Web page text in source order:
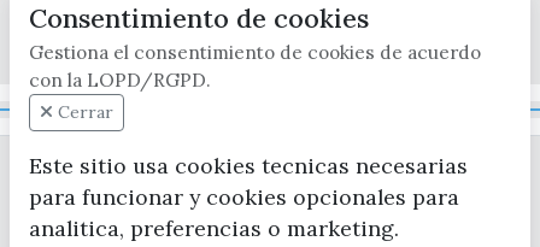
x / twitter facebook youtube instagram
Consentimiento de cookies
Gestiona el consentimiento de cookies de acuerdo
con la LOPD/RGPD.
Cerrar
Este sitio usa cookies tecnicas necesarias
para funcionar y cookies opcionales para
analitica, preferencias o marketing.